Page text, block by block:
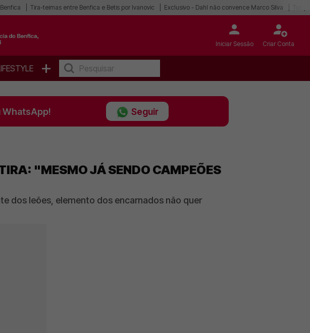
Tira-teimas entre Benfica e Betis por Ivanovic Exclusivo - Dahl não convence Marco Silva
Iniciar Sessão Criar Conta
+
WhatsApp! Seguir
"MESMO JÁ SENDO CAMPEÕES
dos leões, elemento dos encarnados não quer